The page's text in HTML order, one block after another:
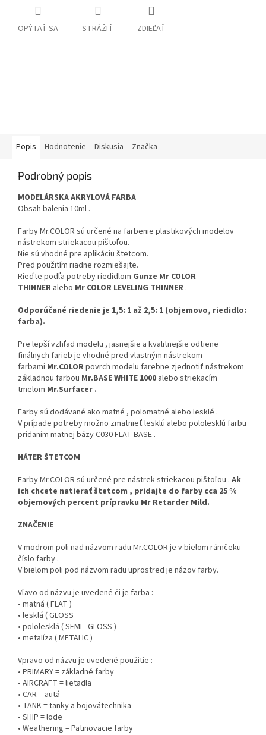
OPÝTAŤ SA STRÁŽIŤ ZDIEĽAŤ
Popis Hodnotenie Diskusia Značka
Podrobný popis
MODELÁRSKA AKRYLOVÁ FARBA
Obsah balenia 10ml .
Farby Mr.COLOR sú určené na farbenie plastikových modelov
nástrekom striekacou pištoľou.
Nie sú vhodné pre aplikáciu štetcom.
Pred použitím riadne rozmiešajte.
Rieďte podľa potreby riedidlom Gunze Mr COLOR
THINNER alebo Mr COLOR LEVELING THINNER .
Odporúčané riedenie je 1,5: 1 až 2,5: 1 (objemovo, riedidlo:
farba).
Pre lepší vzhľad modelu , jasnejšie a kvalitnejšie odtiene
finálnych farieb je vhodné pred vlastným nástrekom
farbami Mr.COLORpovrch modelu farebne zjednotiť nástrekom
základnou farbou Mr.BASE WHITE 1000 alebo striekacím
tmelom Mr.Surfacer .
Farby sú dodávané ako matné , polomatné alebo lesklé .
V prípade potreby možno zmatnieť lesklú alebo pololesklú farbu
pridaním matnej bázy C030 FLAT BASE .
NÁTER ŠTETCOM
Farby Mr.COLOR sú určené pre nástrek striekacou pištoľou . Ak
ich chcete natierať štetcom , pridajte do farby cca 25 %
objemových percent prípravku Mr Retarder Mild.
ZNAČENIE
V modrom poli nad názvom radu Mr.COLOR je v bielom rámčeku
číslo farby .
V bielom poli pod názvom radu uprostred je názov farby.
Vľavo od názvu je uvedené či je farba :
• matná ( FLAT )
• lesklá ( GLOSS
• pololesklá ( SEMI - GLOSS )
• metalíza ( METALIC )
Vpravo od názvu je uvedené použitie :
• PRIMARY = základné farby
• AIRCRAFT = lietadla
• CAR = autá
• TANK = tanky a bojovátechnika
• SHIP = lode
• Weathering = Patinovacie farby